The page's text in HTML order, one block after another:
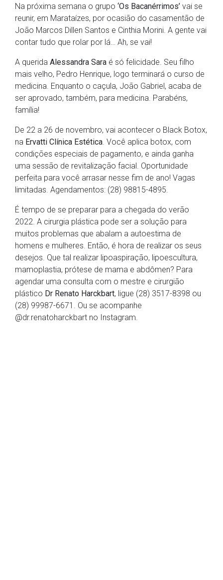
Na próxima semana o grupo ‘Os Bacanérrimos’ vai se
reunir, em Marataízes, por ocasião do casamentão de
João Marcos Dillen Santos e Cinthia Morini. A gente vai
contar tudo que rolar por lá… Ah, se vai!
A querida Alessandra Sara é só felicidade. Seu filho
mais velho, Pedro Henrique, logo terminará o curso de
medicina. Enquanto o caçula, João Gabriel, acaba de
ser aprovado, também, para medicina. Parabéns,
família!
De 22 a 26 de novembro, vai acontecer o Black Botox,
na Ervatti Clínica Estética . Você aplica botox, com
condições especiais de pagamento, e ainda ganha
uma sessão de revitalização facial. Oportunidade
perfeita para você arrasar nesse fim de ano! Vagas
limitadas. Agendamentos: (28) 98815-4895.
É tempo de se preparar para a chegada do verão
2022. A cirurgia plástica pode ser a solução para
muitos problemas que abalam a autoestima de
homens e mulheres. Então, é hora de realizar os seus
desejos. Que tal realizar lipoaspiração, lipoescultura,
mamoplastia, prótese de mama e abdômen? Para
agendar uma consulta com o mestre e cirurgião
plástico Dr Renato Harckbart, ligue (28) 3517-8398 ou
(28) 99987-6671. Ou se acompanhe
@dr.renatoharckbart no Instagram.